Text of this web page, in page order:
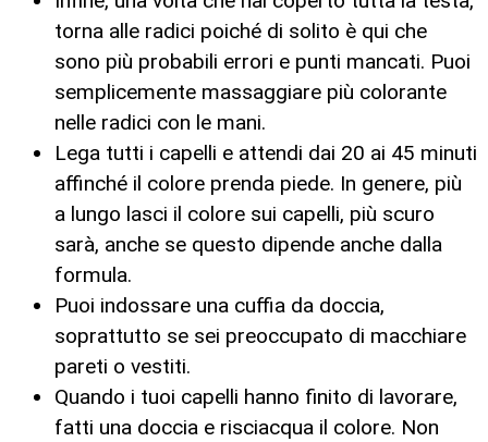
torna alle radici poiché di solito è qui che
sono più probabili errori e punti mancati. Puoi
semplicemente massaggiare più colorante
nelle radici con le mani.
Lega tutti i capelli e attendi dai 20 ai 45 minuti
affinché il colore prenda piede. In genere, più
a lungo lasci il colore sui capelli, più scuro
sarà, anche se questo dipende anche dalla
formula.
Puoi indossare una cuffia da doccia,
soprattutto se sei preoccupato di macchiare
pareti o vestiti.
Quando i tuoi capelli hanno finito di lavorare,
fatti una doccia e risciacqua il colore. Non